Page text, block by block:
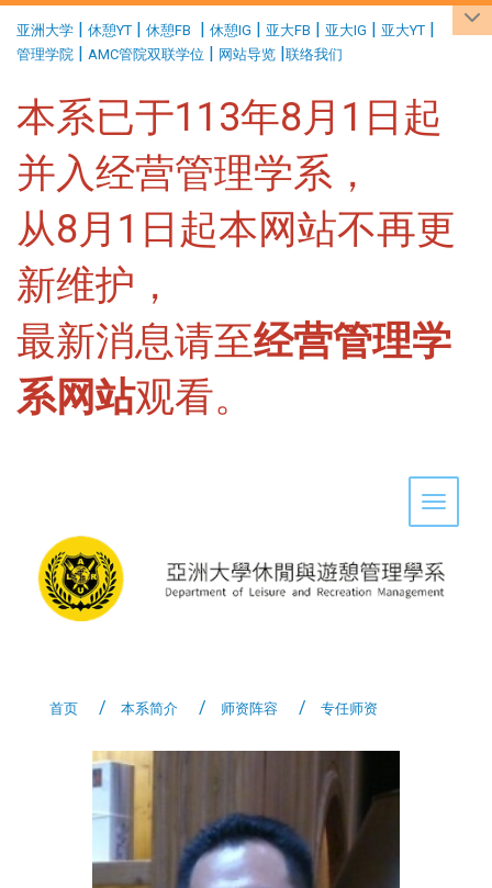
亚洲大学 | 休憩YT | 休憩FB | 休憩IG | 亚大FB | 亚大IG | 亚大YT |
管理学院 | AMC管院双联学位 | 网站导览 |联络我们
本系已于113年8月1日起
并入经营管理学系，
从8月1日起本网站不再更
新维护，
最新消息请至经营管理学
系网站观看。
Toggle
首页 本系简介 师资阵容 专任师资